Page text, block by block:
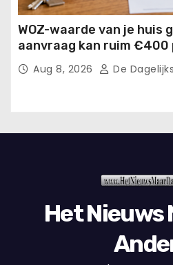
WOZ-waarde van je huis
aanvraag kan ruim €400
Aug 8, 2026 De
Het Nieuws